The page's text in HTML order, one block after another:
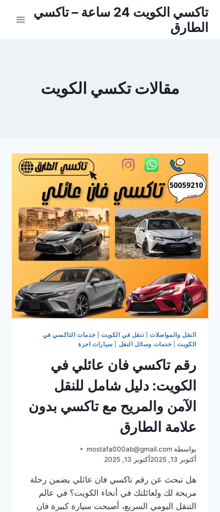
التجاوز
المحتوى
تاكسي الكويت 24 ساعة – تاكسي
الطارق
مقالات تكسي الكويت
النقل والمواصلات|تنقل في الكويت
خدمات التاكسي في
الكويت| خدمات وسائل النقل سيارات اجرة
رقم تاكسي فان عائلي في
الكويت: دليل شامل للنقل
الآمن والمريح مع تاكسي بدون
علامة الطارق
بواسطة mostafa000ab@gmail.com
أكتوبر 13, 2025
أكتوبر 13, 2025
هل تبحث عن رقم تاكسي فان عائلي يضمن رحلة
مريحة لك ولعائلتك في أنحاء الكويت؟ في عالم
التنقل اليومي السريع، أصبحت سيارة كبيرة فان